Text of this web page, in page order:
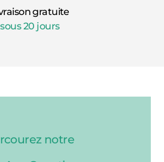
gratuite
sous 20 jours
notre